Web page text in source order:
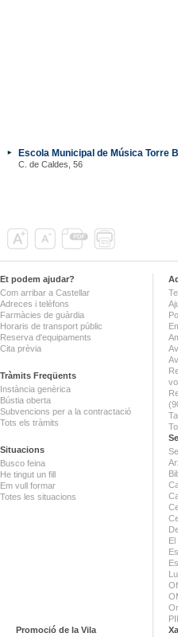
Escola Municipal de Música Torre
C. de Caldes, 56
Et podem ajudar?
Com arribar a Castellar
Adreces i telèfons
Farmàcies de guàrdia
Horaris de transport públic
Reserva d'equipaments
Cita prèvia
Tràmits Freqüents
Instància genèrica
Bústia oberta
Subvencions per a la contractació
Tots els tràmits
Situacions
Busco feina
He tingut un fill
Em vull formar
Totes les situacions
Promoció de la Vila